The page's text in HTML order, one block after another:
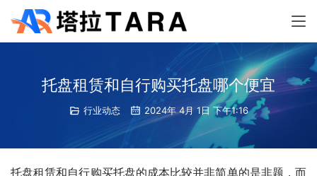
托盘租赁和自行购买托盘哪个便宜
行业动态 2024年 4月 1日 下午1:16
托盘租赁和自行购买托盘的成本比较并非简单的是非题，而